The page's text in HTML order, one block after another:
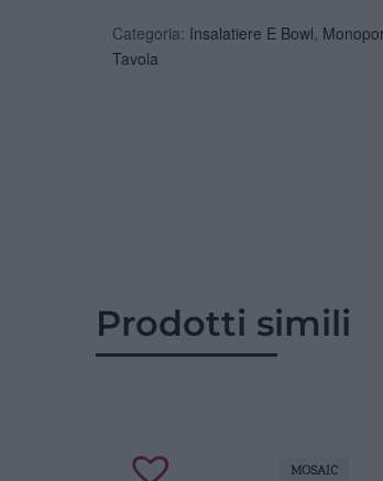
Categoria: Insalatiere E Bowl,
Tavola
Prodotti simili
MOSAIC